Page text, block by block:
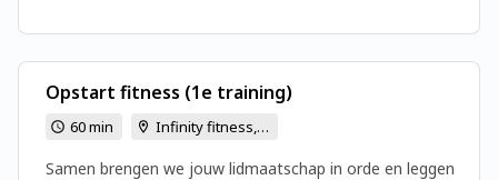
Opstart fitness (1e training)
60 min Infinity fitness, Molenhuisstraat 12a, 9800 Deinze
Samen brengen we jouw lidmaatschap in orde en leggen